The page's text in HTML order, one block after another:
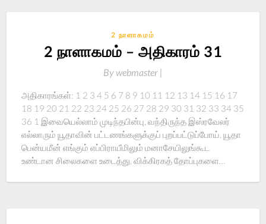
2 நாளாகமம்
2 நாளாகமம் – அதிகாரம் 31
By webmaster |
அதிகாரங்கள்: 1 2 3 4 5 6 7 8 9 10 11 12 13 14 15 16 17
18 19 20 21 22 23 24 25 26 27 28 29 30 31 32 33 34 35
36 1 இவையெல்லாம் முடிந்தபின்பு, வந்திருந்த இஸ்ரவேலர்
எல்லாரும் யூதாவின் பட்டணங்களுக்குப் புறப்பட்டுப்போய், யூதா
பென்யமீன் எங்கும் எப்பிராயீமிலும் மனாசேயிலுங்கூட
உண்டான சிலைகளை உடைத்து, விக்கிரகத் தோப்புகளை…